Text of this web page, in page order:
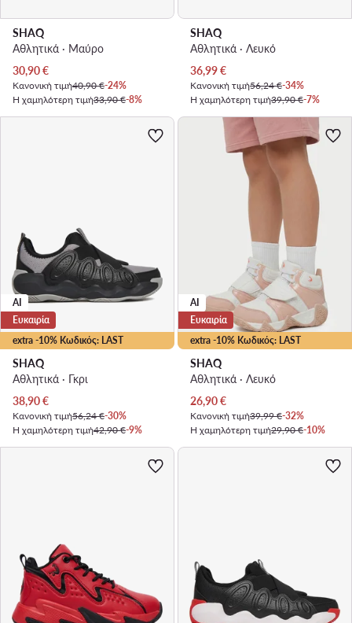
SHAQ
Αθλητικά · Μαύρο
Τρέχουσα τιμή
30,90€
Κανονική τιμή40,90 €-24%
Η χαμηλότερη τιμή33,90 €-8%
SHAQ
Αθλητικά · Λευκό
Τρέχουσα τιμή
36,99€
Κανονική τιμή56,24 €-34%
Η χαμηλότερη τιμή39,90 €-7%
extra -10% Κωδικός: LAST
AI
Ευκαιρία
SHAQ
Αθλητικά · Γκρι
Τρέχουσα τιμή
38,90€
Κανονική τιμή56,24 €-30%
Η χαμηλότερη τιμή42,90 €-9%
extra -10% Κωδικός: LAST
AI
Ευκαιρία
SHAQ
Αθλητικά · Λευκό
Τρέχουσα τιμή
26,90€
Κανονική τιμή39,99 €-32%
Η χαμηλότερη τιμή29,90 €-10%